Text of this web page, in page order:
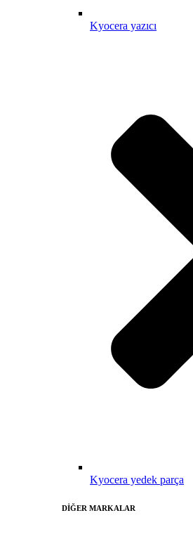
Kyocera yazıcı
Kyocera yedek parça
DİĞER MARKALAR